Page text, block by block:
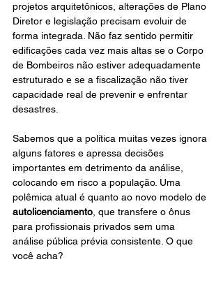
projetos arquitetônicos, alterações de Plano
Diretor e legislação precisam evoluir de
forma integrada. Não faz sentido permitir
edificações cada vez mais altas se o Corpo
de Bombeiros não estiver adequadamente
estruturado e se a fiscalização não tiver
capacidade real de prevenir e enfrentar
desastres.
Sabemos que a política muitas vezes ignora
alguns fatores e apressa decisões
importantes em detrimento da análise,
colocando em risco a população. Uma
polêmica atual é quanto ao novo modelo de
autolicenciamento, que transfere o ônus
para profissionais privados sem uma
análise pública prévia consistente. O que
você acha?